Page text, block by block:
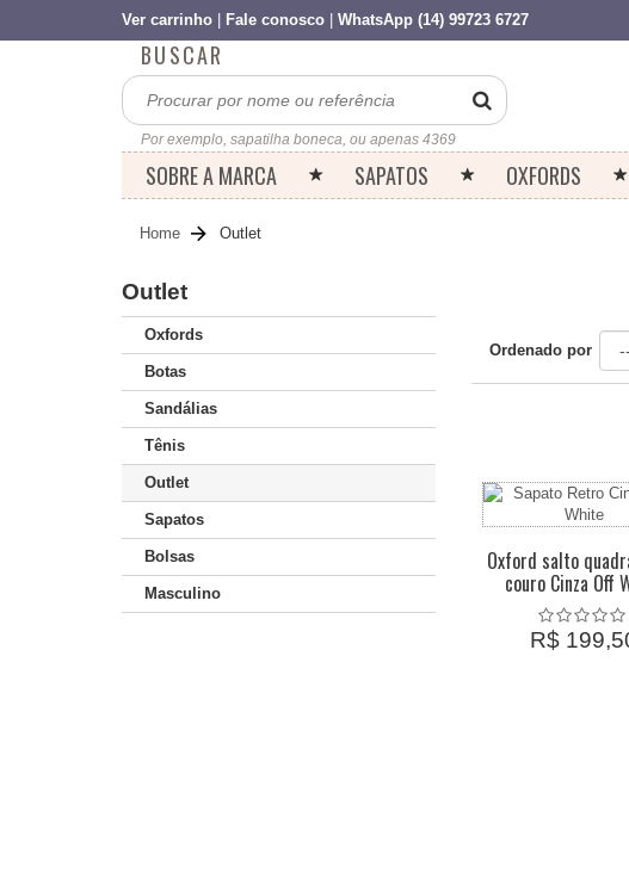
Ver carrinho Fale conosco WhatsApp (14) 99723 6727
BUSCAR
Por exemplo, sapatilha boneca, ou apenas 4369
SOBRE A MARCA SAPATOS OXFORDS
Home Outlet
Outlet
Oxfords
Botas
Sandálias
Tênis
Outlet
Sapatos
Bolsas
Masculino
Ordenado por
Oxford salto
couro Cinza Off
R$